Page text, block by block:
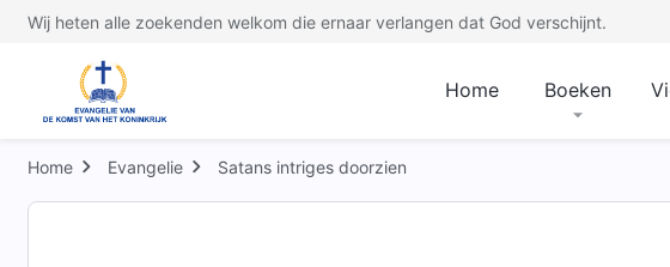
Wij heten alle zoekenden welkom die ernaar verlangen dat God verschijnt.
Home Boeken
Home Evangelie Satans intriges doorzien